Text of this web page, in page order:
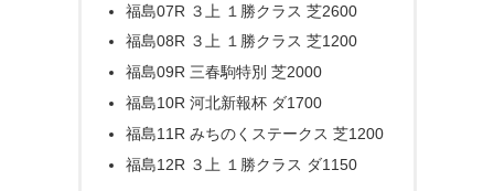
福島07R ３上 １勝クラス 芝2600
福島08R ３上 １勝クラス 芝1200
福島09R 三春駒特別 芝2000
福島10R 河北新報杯 ダ1700
福島11R みちのくステークス 芝1200
福島12R ３上 １勝クラス ダ1150